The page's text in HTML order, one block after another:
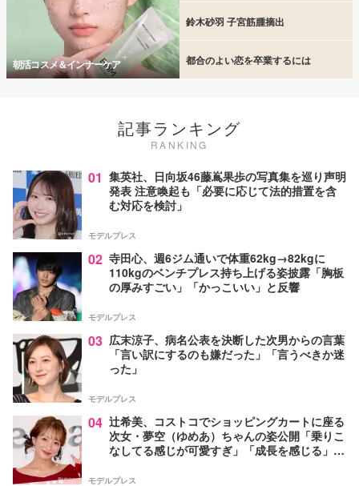
朝活コスメ＆インナーケア
鈴木砂羽 子宮筋腫摘出
都合のよい恋を卒業するには
記事ランキング
RANKING
01 集英社、日向坂46藤嶌果歩の写真集を巡り声明
発表 注意喚起も「必要に応じて法的措置を含
む対応を検討」
モデルプレス
02 寺田心、週6ジム通いで体重62kg→82kgに
110kgのベンチプレス持ち上げる姿披露「胸板
の厚みすごい」「かっこいい」と反響
モデルプレス
03 広末涼子、病名公表を決断した次男からの言葉
「言い訳にするのも嫌だった」「言うべきか迷
った」
モデルプレス
04 辻希美、コストコでショッピングカートに座る
次女・夢空（ゆめあ）ちゃんの姿公開「乗りこ
なしてる感じが可愛すぎ」「成長を感じる」の
モデルプレス